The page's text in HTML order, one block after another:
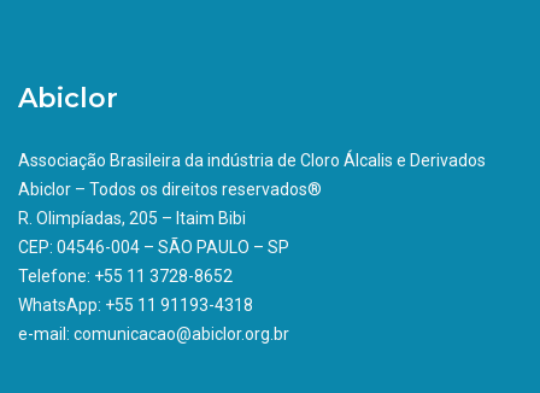
Abiclor
Associação Brasileira da indústria de Cloro Álcalis e Derivados
Abiclor – Todos os direitos reservados®
R. Olimpíadas, 205 – Itaim Bibi
CEP: 04546-004 – SÃO PAULO – SP
Telefone: +55 11 3728-8652
WhatsApp: +55 11 91193-4318
e-mail: comunicacao@abiclor.org.br